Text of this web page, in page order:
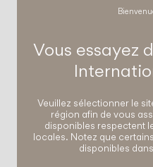
Vous essayez
Veuillez sélectionner le
région afin de vous
disponibles respectent
locales. Notez que
disponibles